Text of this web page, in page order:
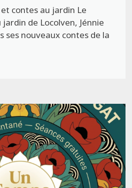
contes au jardin Le
de Locolven, Jénnie
ses nouveaux contes de la